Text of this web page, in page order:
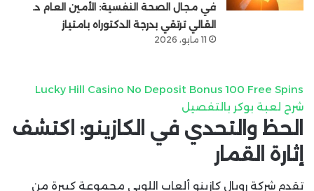
في مجال الصحة النفسية: الأمين العام د.
القالي ترتقي بدرجة الدكتوراه بامتياز
11 مايو، 2026
Lucky Hill Casino No Deposit Bonus 100 Free Spins
شرح لعبة بوكر بالتفصيل
الحظ والتحدي في الكازينو: اكتشف
إثارة القمار
تقدم شركة رويال كازينو ألعاب اللوبي مجموعة كبيرة من